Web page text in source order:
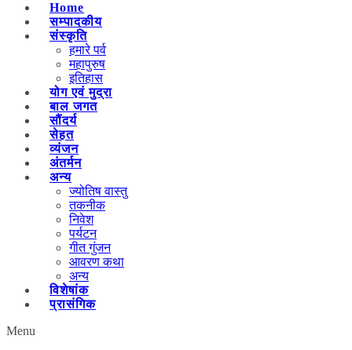
Home
सम्पादकीय
संस्कृति
हमारे पर्व
महापुरुष
इतिहास
योग एवं मुद्रा
बाल जगत
सौंदर्य
सेहत
व्यंजन
अंतर्मन
अन्य
ज्योतिष वास्तु
तकनीक
निवेश
पर्यटन
गीत गुंजन
आवरण कथा
अन्य
विशेषांक
प्रासंगिक
Menu